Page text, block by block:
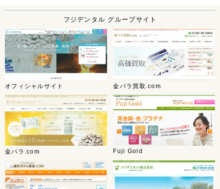
フジデンタル グループサイト
オフィシャルサイト 金パラ買取.com
金パラ.com Fuji Gold